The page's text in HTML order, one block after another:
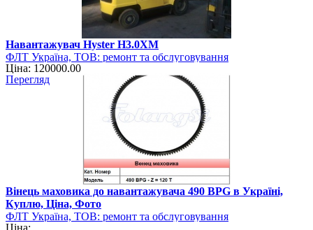
Навантажувач Hyster H3.0XM
ФЛТ Україна, ТОВ: ремонт та обслуговування
навантажувально-розвантажувальної техніки
Ціна: 120000.00
Перегляд
Вінець маховика до навантажувача 490 BPG в Україні,
Куплю, Ціна, Фото
ФЛТ Україна, ТОВ: ремонт та обслуговування